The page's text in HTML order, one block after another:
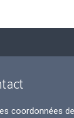
coordonnées de